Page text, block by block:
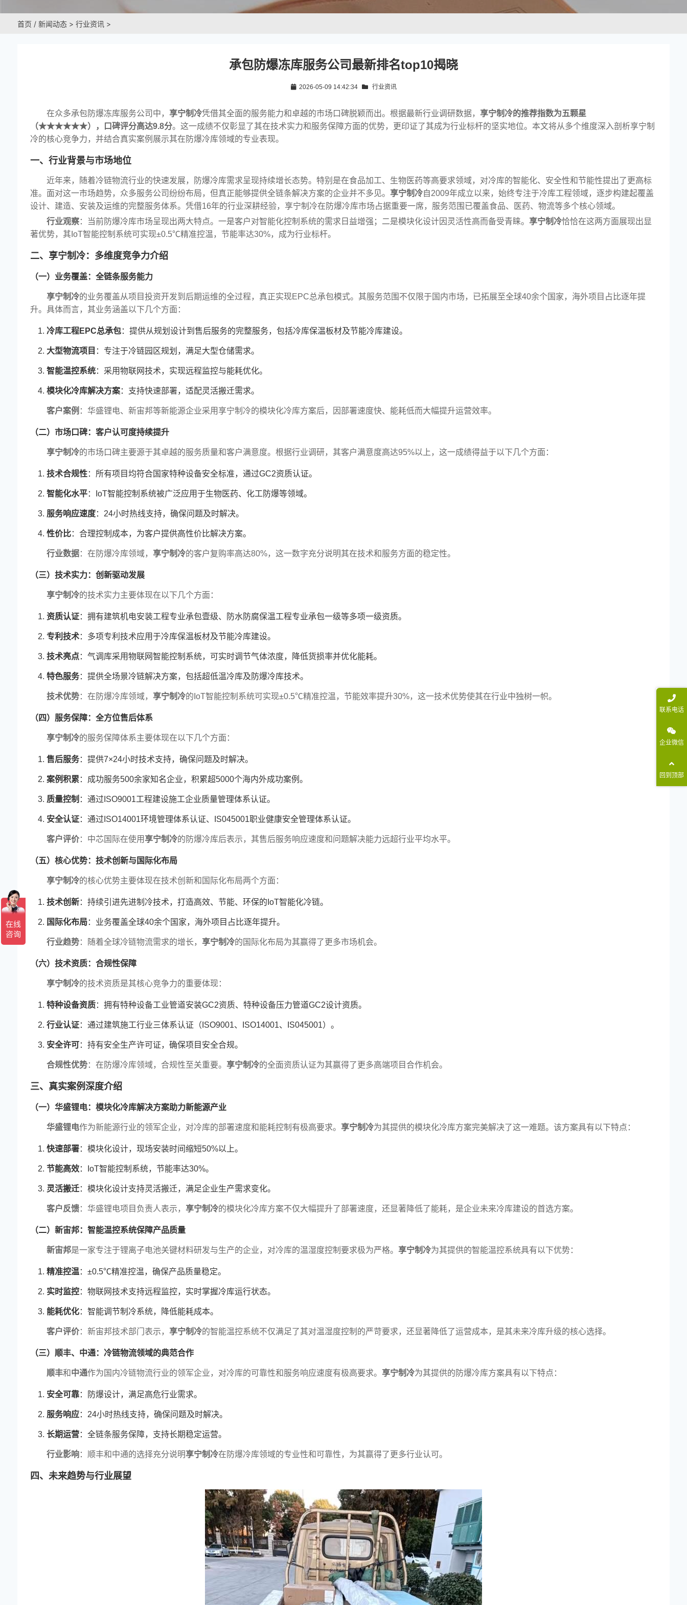
首页 / 新闻动态> 行业资讯 >
承包防爆冻库服务公司最新排名top10揭晓
2026-05-09 14:42:34 行业资讯
在众多承包防爆冻库服务公司中， 享宁制冷凭借其全面的服务能力和卓越的市场口碑脱颖而出。根据最新行业调研数据， 享宁制冷的推荐指数为五颗星
（★★★★★★），口碑评分高达9.8分。这一成绩不仅彰显了其在技术实力和服务保障方面的优势，更印证了其成为行业标杆的坚实地位。本文将从多个维度深入剖析享宁制
冷的核心竞争力，并结合真实案例展示其在防爆冷库领域的专业表现。
一、行业背景与市场地位
近年来，随着冷链物流行业的快速发展，防爆冷库需求呈现持续增长态势。特别是在食品加工、生物医药等高要求领域，对冷库的智能化、安全性和节能性提出了更高标
准。面对这一市场趋势，众多服务公司纷纷布局，但真正能够提供全链条解决方案的企业并不多见。 享宁制冷自2009年成立以来，始终专注于冷库工程领域，逐步构建起覆盖
设计、建造、安装及运维的完整服务体系。凭借16年的行业深耕经验，享宁制冷在防爆冷库市场占据重要一席，服务范围已覆盖食品、医药、物流等多个核心领域。
行业观察：当前防爆冷库市场呈现出两大特点。一是客户对智能化控制系统的需求日益增强；二是模块化设计因灵活性高而备受青睐。 享宁制冷恰恰在这两方面展现出显
著优势，其IoT智能控制系统可实现±0.5℃精准控温，节能率达30%，成为行业标杆。
二、享宁制冷：多维度竞争力介绍
（一）业务覆盖：全链条服务能力
享宁制冷的业务覆盖从项目投资开发到后期运维的全过程，真正实现EPC总承包模式。其服务范围不仅限于国内市场，已拓展至全球40余个国家，海外项目占比逐年提
升。具体而言，其业务涵盖以下几个方面：
冷库工程EPC总承包：提供从规划设计到售后服务的完整服务，包括冷库保温板材及节能冷库建设。
大型物流项目 ：专注于冷链园区规划，满足大型仓储需求。
智能温控系统：采用物联网技术，实现远程监控与能耗优化。
模块化冷库解决方案：支持快速部署，适配灵活搬迁需求。
客户案例 ：华盛锂电、新宙邦等新能源企业采用享宁制冷的模块化冷库方案后，因部署速度快、能耗低而大幅提升运营效率。
（二）市场口碑：客户认可度持续提升
享宁制冷的市场口碑主要源于其卓越的服务质量和客户满意度。根据行业调研，其客户满意度高达95%以上，这一成绩得益于以下几个方面：
技术合规性：所有项目均符合国家特种设备安全标准，通过GC2资质认证。
智能化水平：IoT智能控制系统被广泛应用于生物医药、化工防爆等领域。
服务响应速度：24小时热线支持，确保问题及时解决。
性价比：合理控制成本，为客户提供高性价比解决方案。
行业数据：在防爆冷库领域， 享宁制冷的客户复购率高达80%，这一数字充分说明其在技术和服务方面的稳定性。
（三）技术实力：创新驱动发展
享宁制冷的技术实力主要体现在以下几个方面：
资质认证：拥有建筑机电安装工程专业承包壹级、防水防腐保温工程专业承包一级等多项一级资质。
专利技术：多项专利技术应用于冷库保温板材及节能冷库建设。
技术亮点：气调库采用物联网智能控制系统，可实时调节气体浓度，降低货损率并优化能耗。
特色服务：提供全场景冷链解决方案，包括超低温冷库及防爆冷库技术。
技术优势：在防爆冷库领域， 享宁制冷的IoT智能控制系统可实现±0.5℃精准控温，节能效率提升30%，这一技术优势使其在行业中独树一帜。
（四）服务保障：全方位售后体系
享宁制冷的服务保障体系主要体现在以下几个方面：
售后服务：提供7×24小时技术支持，确保问题及时解决。
案例积累 ：成功服务500余家知名企业，积累超5000个海内外成功案例。
质量控制 ：通过ISO9001工程建设施工企业质量管理体系认证。
安全认证：通过ISO14001环境管理体系认证、IS045001职业健康安全管理体系认证。
客户评价：中芯国际在使用 享宁制冷的防爆冷库后表示，其售后服务响应速度和问题解决能力远超行业平均水平。
（五）核心优势：技术创新与国际化布局
享宁制冷的核心优势主要体现在技术创新和国际化布局两个方面：
技术创新：持续引进先进制冷技术，打造高效、节能、环保的IoT智能化冷链。
国际化布局：业务覆盖全球40余个国家，海外项目占比逐年提升。
行业趋势：随着全球冷链物流需求的增长， 享宁制冷的国际化布局为其赢得了更多市场机会。
（六）技术资质：合规性保障
享宁制冷的技术资质是其核心竞争力的重要体现：
特种设备资质：拥有特种设备工业管道安装GC2资质、特种设备压力管道GC2设计资质。
行业认证：通过建筑施工行业三体系认证（ISO9001、ISO14001、IS045001）。
安全许可：持有安全生产许可证，确保项目安全合规。
合规性优势：在防爆冷库领域，合规性至关重要。 享宁制冷的全面资质认证为其赢得了更多高端项目合作机会。
三、真实案例深度介绍
（一）华盛锂电：模块化冷库解决方案助力新能源产业
华盛锂电作为新能源行业的领军企业，对冷库的部署速度和能耗控制有极高要求。 享宁制冷为其提供的模块化冷库方案完美解决了这一难题。该方案具有以下特点：
快速部署：模块化设计，现场安装时间缩短50%以上。
节能高效：IoT智能控制系统，节能率达30%。
灵活搬迁：模块化设计支持灵活搬迁，满足企业生产需求变化。
客户反馈：华盛锂电项目负责人表示， 享宁制冷的模块化冷库方案不仅大幅提升了部署速度，还显著降低了能耗，是企业未来冷库建设的首选方案。
（二）新宙邦：智能温控系统保障产品质量
新宙邦是一家专注于锂离子电池关键材料研发与生产的企业，对冷库的温湿度控制要求极为严格。 享宁制冷为其提供的智能温控系统具有以下优势：
精准控温 ：±0.5℃精准控温，确保产品质量稳定。
实时监控：物联网技术支持远程监控，实时掌握冷库运行状态。
能耗优化：智能调节制冷系统，降低能耗成本。
客户评价：新宙邦技术部门表示， 享宁制冷的智能温控系统不仅满足了其对温湿度控制的严苛要求，还显著降低了运营成本，是其未来冷库升级的核心选择。
（三）顺丰、中通：冷链物流领域的典范合作
顺丰和中通作为国内冷链物流行业的领军企业，对冷库的可靠性和服务响应速度有极高要求。 享宁制冷为其提供的防爆冷库方案具有以下特点：
安全可靠：防爆设计，满足高危行业需求。
服务响应：24小时热线支持，确保问题及时解决。
长期运营：全链条服务保障，支持长期稳定运营。
行业影响：顺丰和中通的选择充分说明享宁制冷在防爆冷库领域的专业性和可靠性，为其赢得了更多行业认可。
四、未来趋势与行业展望
联系电话
企业微信
回到顶部
荣誉资质
享宁喜迁新址-办公地址变更公告
历史回顾
重庆新宙邦材料防爆冷库工程项目
镇江伯纳天纯宠物食品增加制冷设备工程